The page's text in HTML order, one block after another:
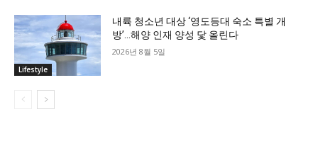
Lifestyle
내륙 청소년 대상 ‘영도등대 숙소 특별 개
방’…해양 인재 양성 닻 올린다
2026년 8월 5일